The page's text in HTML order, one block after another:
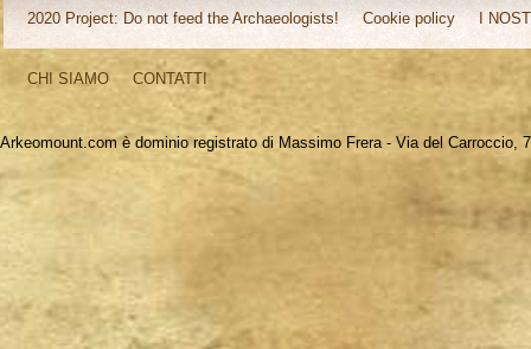
2020 Project: Do not feed the Archaeologists! Cookie policy I
CHI SIAMO CONTATTI
Arkeomount.com è dominio registrato di Massimo Frera - Via del